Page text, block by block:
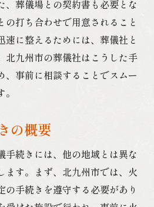
、葬儀場との契約書も必要とな
の打ち合わせで用意されること
速に整えるためには、葬儀社と
北九州市の葬儀社はこうした手
、事前に相談することでスムー
の概要
手続きには、他の地域とは異な
ます。まず、北九州市では、火
手続きを遵守する必要があり